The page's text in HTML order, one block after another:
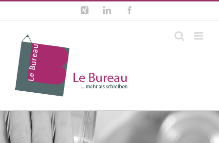
Zum
springen
Xing LinkedIn